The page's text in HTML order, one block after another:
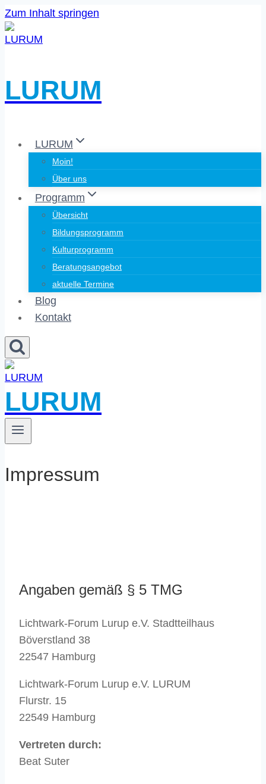
Zum Inhalt springen
LURUM
LURUM
Moin!
Über uns
Programm
Übersicht
Bildungsprogramm
Kulturprogramm
Beratungsangebot
aktuelle Termine
Blog
Kontakt
LURUM
Impressum
Angaben gemäß § 5 TMG
Lichtwark-Forum Lurup e.V. Stadtteilhaus
Böverstland 38
22547 Hamburg
Lichtwark-Forum Lurup e.V. LURUM
Flurstr. 15
22549 Hamburg
Vertreten durch:
Beat Suter